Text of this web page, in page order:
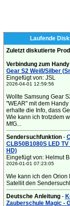
Laufende
Zuletzt diskutierte
Verbindung zum Handy
Gear S2 Weiß/Silber
Eingefügt von: JSL
2026-04-01 12:59:56
Wollte Samsung Gear
"WEAR" mit dem
erhalte die Info, dass
Wie kann ich trotzdem
MfG...
Sendersuchfunktion-
CLB50B1080S LED TV
HD)
Eingefügt von: Helmut
2026-01-01 07:23:05
Wie kann ich den Orion
Satellit den
Deutsche Anleitung-
Zauberschule Magic -